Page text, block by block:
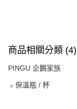
商品相關分類 (4)
PINGU 企鵝家族
﹥保溫瓶 / 杯